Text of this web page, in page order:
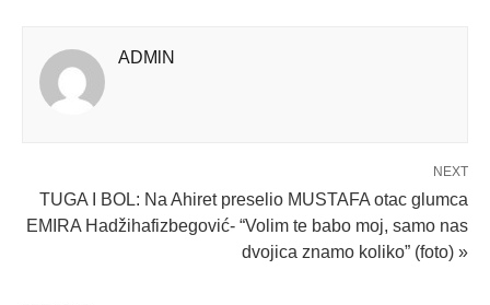
ADMlN
NEXT
TUGA I BOL: Na Ahiret preselio MUSTAFA otac glumca
EMIRA Hadžihafizbegović- “Volim te babo moj, samo nas
dvojica znamo koliko” (foto) »